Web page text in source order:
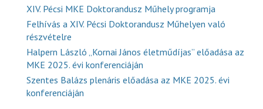
XIV. Pécsi MKE Doktorandusz Műhely programja
Felhívás a XIV. Pécsi Doktorandusz Műhelyen való
részvételre
Halpern László „Kornai János életműdíjas” előadása az
MKE 2025. évi konferenciáján
Szentes Balázs plenáris előadása az MKE 2025. évi
konferenciáján